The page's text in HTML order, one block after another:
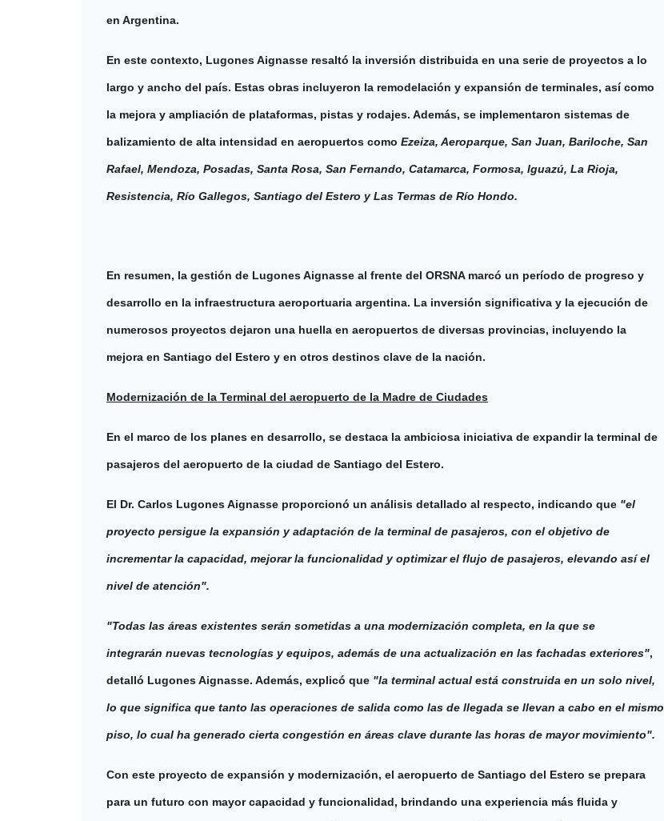
en Argentina.
En este contexto, Lugones Aignasse resaltó la inversión distribuida en una serie de proyectos a lo
largo y ancho del país. Estas obras incluyeron la remodelación y expansión de terminales, así como
la mejora y ampliación de plataformas, pistas y rodajes. Además, se implementaron sistemas de
balizamiento de alta intensidad en aeropuertos como Ezeiza, Aeroparque, San Juan, Bariloche, San
Rafael, Mendoza, Posadas, Santa Rosa, San Fernando, Catamarca, Formosa, Iguazú, La Rioja,
Resistencia, Río Gallegos, Santiago del Estero y Las Termas de Río Hondo.
En resumen, la gestión de Lugones Aignasse al frente del ORSNA marcó un período de progreso y
desarrollo en la infraestructura aeroportuaria argentina. La inversión significativa y la ejecución de
numerosos proyectos dejaron una huella en aeropuertos de diversas provincias, incluyendo la
mejora en Santiago del Estero y en otros destinos clave de la nación.
Modernización de la Terminal del aeropuerto de la Madre de Ciudades
En el marco de los planes en desarrollo, se destaca la ambiciosa iniciativa de expandir la terminal de
pasajeros del aeropuerto de la ciudad de Santiago del Estero.
El Dr. Carlos Lugones Aignasse proporcionó un análisis detallado al respecto, indicando que "el
proyecto persigue la expansión y adaptación de la terminal de pasajeros, con el objetivo de
incrementar la capacidad, mejorar la funcionalidad y optimizar el flujo de pasajeros, elevando así el
nivel de atención".
"Todas las áreas existentes serán sometidas a una modernización completa, en la que se
integrarán nuevas tecnologías y equipos, además de una actualización en las fachadas exteriores",
detalló Lugones Aignasse. Además, explicó que "la terminal actual está construida en un solo nivel,
lo que significa que tanto las operaciones de salida como las de llegada se llevan a cabo en el mismo
piso, lo cual ha generado cierta congestión en áreas clave durante las horas de mayor movimiento".
Con este proyecto de expansión y modernización, el aeropuerto de Santiago del Estero se prepara
para un futuro con mayor capacidad y funcionalidad, brindando una experiencia más fluida y